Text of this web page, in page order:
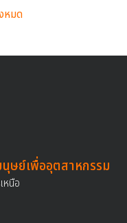
หมด
ษย์เพื่ออุตสาหกรรม
หนือ